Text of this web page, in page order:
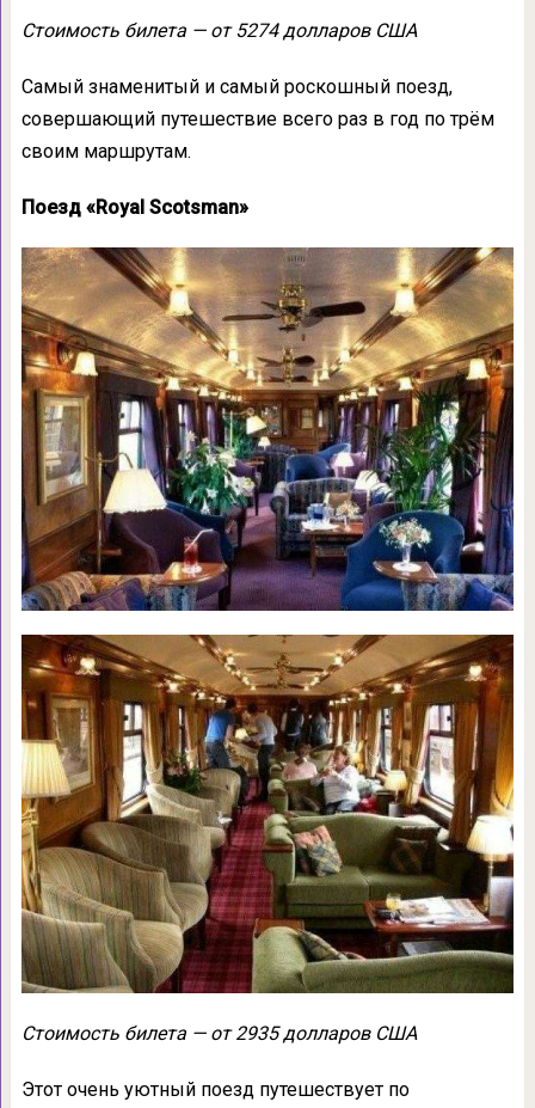
Стоимость билета — от 5274 долларов США
Самый знаменитый и самый роскошный поезд,
совершающий путешествие всего раз в год по трём
своим маршрутам.
Поезд «Royal Scotsman»
Стоимость билета — от 2935 долларов США
Этот очень уютный поезд путешествует по